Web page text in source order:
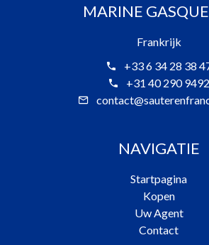
MARINE
Frankrijk
+33 6 34 28 38
+31 40 290 9492
NAVIGATIE
Startpagina
Kopen
Uw Agent
Contact